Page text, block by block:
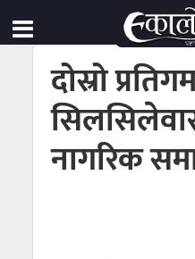
दोस्रो
नागरिक